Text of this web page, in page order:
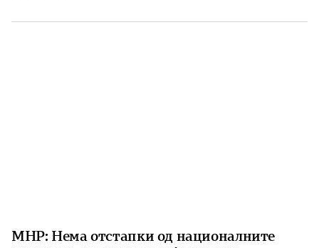
интереси со водата што Владата бесплатно им ја дели
МНР: Нема отстапки од националните